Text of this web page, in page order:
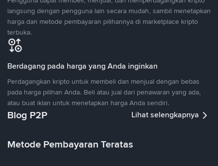
langsung dengan pengguna lain secara mudah, sambil menetapkan
harga dan metode pembayaran pilihannya di marketplace kripto
terbuka.
Berdagang pada harga yang Anda inginkan
Perdagangkan kripto untuk membeli dan menjual dengan bebas
pada harga pilihan Anda. Beli atau jual dari penawaran yang ada,
atau buat iklan untuk menetapkan harga Anda sendiri.
Blog P2P Lihat selengkapnya
Metode Pembayaran Teratas